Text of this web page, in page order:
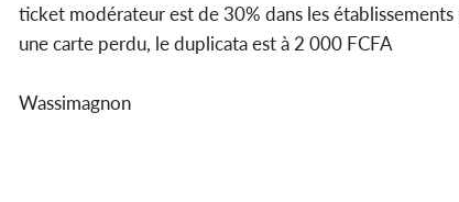
ticket modérateur est de 30% dans les
une carte perdu, le duplicata est à 2 000 FCFA
Wassimagnon